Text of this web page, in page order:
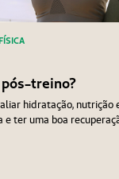
treino?
hidratação, nutrição
ter uma boa